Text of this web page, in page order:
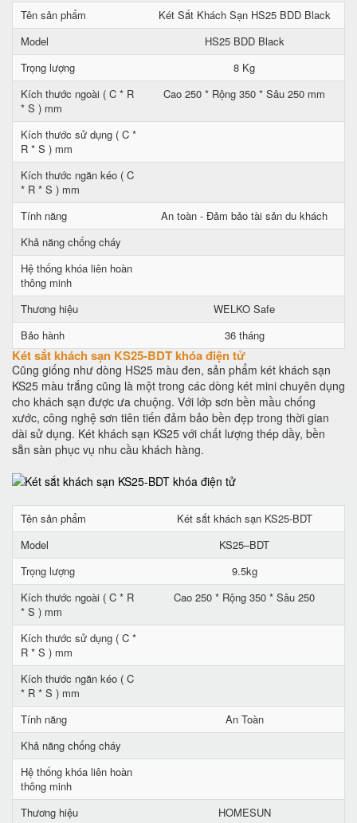
Tên sản phẩm
Két Sắt Khách Sạn HS25 BDD Black
Model
HS25 BDD Black
Trọng lượng
8 Kg
Kích thước ngoài ( C * R
* S ) mm
Cao 250 * Rộng 350 * Sâu 250 mm
Kích thước sử dụng ( C *
R * S ) mm
Kích thước ngăn kéo ( C
* R * S ) mm
Tính năng
An toàn - Đảm bảo tài sản du khách
Khả năng chống cháy
Hệ thống khóa liên hoàn
thông minh
Thương hiệu
WELKO Safe
Bảo hành
36 tháng
Két sắt khách sạn KS25-BDT khóa điện tử
Cũng giống như dòng HS25 màu đen, sản phẩm két khách sạn
KS25 màu trắng cũng là một trong các dòng két mini chuyên dụng
cho khách sạn được ưa chuộng. Với lớp sơn bền mầu chống
xước, công nghệ sơn tiên tiến đảm bảo bền đẹp trong thời gian
dài sử dụng. Két khách sạn KS25 với chất lượng thép dầy, bền
sẵn sàn phục vụ nhu cầu khách hàng.
Tên sản phẩm
Két sắt khách sạn KS25-BDT
Model
KS25–BDT
Trọng lượng
9.5kg
Kích thước ngoài ( C * R
* S ) mm
Cao 250 * Rộng 350 * Sâu 250
Kích thước sử dụng ( C *
R * S ) mm
Kích thước ngăn kéo ( C
* R * S ) mm
Tính năng
An Toàn
Khả năng chống cháy
Hệ thống khóa liên hoàn
thông minh
Thương hiệu
HOMESUN